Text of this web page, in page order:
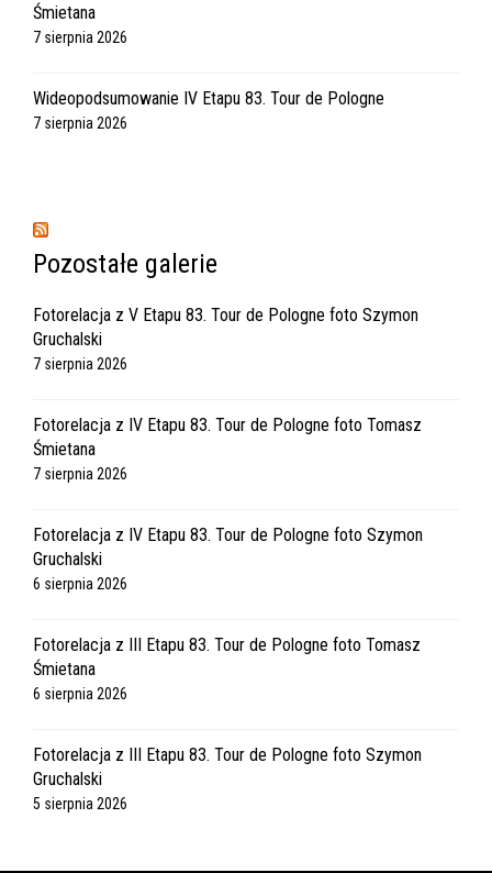
Śmietana
7 sierpnia 2026
Wideopodsumowanie IV Etapu 83. Tour de Pologne
7 sierpnia 2026
Pozostałe galerie
Fotorelacja z V Etapu 83. Tour de Pologne foto Szymon
Gruchalski
7 sierpnia 2026
Fotorelacja z IV Etapu 83. Tour de Pologne foto Tomasz
Śmietana
7 sierpnia 2026
Fotorelacja z IV Etapu 83. Tour de Pologne foto Szymon
Gruchalski
6 sierpnia 2026
Fotorelacja z III Etapu 83. Tour de Pologne foto Tomasz
Śmietana
6 sierpnia 2026
Fotorelacja z III Etapu 83. Tour de Pologne foto Szymon
Gruchalski
5 sierpnia 2026